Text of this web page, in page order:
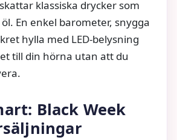
klassiska drycker som
En enkel barometer, snygga
hylla med LED-belysning
till din hörna utan att du
Black Week